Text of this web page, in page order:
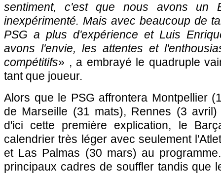
sentiment, c'est que nous avons un
inexpérimenté. Mais avec beaucoup de
PSG a plus d'expérience et Luis
avons l'envie, les attentes et
compétitifs» , a embrayé le quadruple
tant que joueur.
Alors que le PSG affrontera Montpellier
de Marseille (31 mats), Rennes (3
d'ici cette première explication, le
calendrier très léger avec seulement
et Las Palmas (30 mars) au
principaux cadres de souffler tandis que